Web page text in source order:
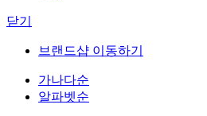
닫기
브랜드샵 이동하기
가나다순
알파벳순